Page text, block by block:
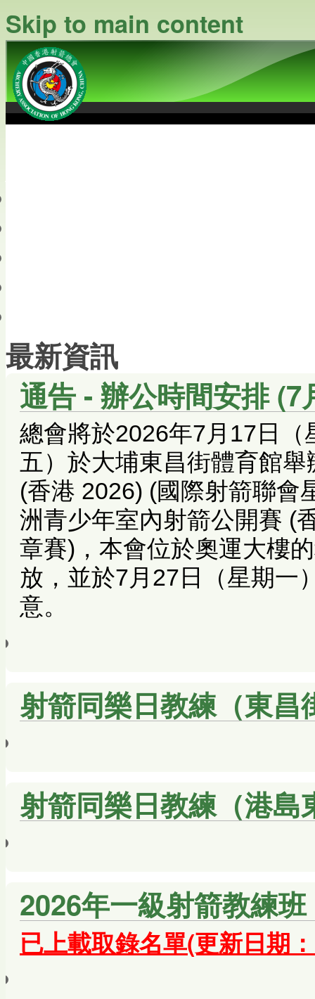
Skip to main content
最新資訊
通告 - 辦公時間安排 (7
總會將於2026年7月17日
五）於大埔東昌街體育館
(香港 2026) (國際射箭聯會
洲青少年室內射箭公開賽 (
章賽)，本會位於奧運大樓
放，並於7月27日（星期一
意。
射箭同樂日教練（東昌
射箭同樂日教練（港島
2026年一級射箭教練
已上載取錄名單(更新日期